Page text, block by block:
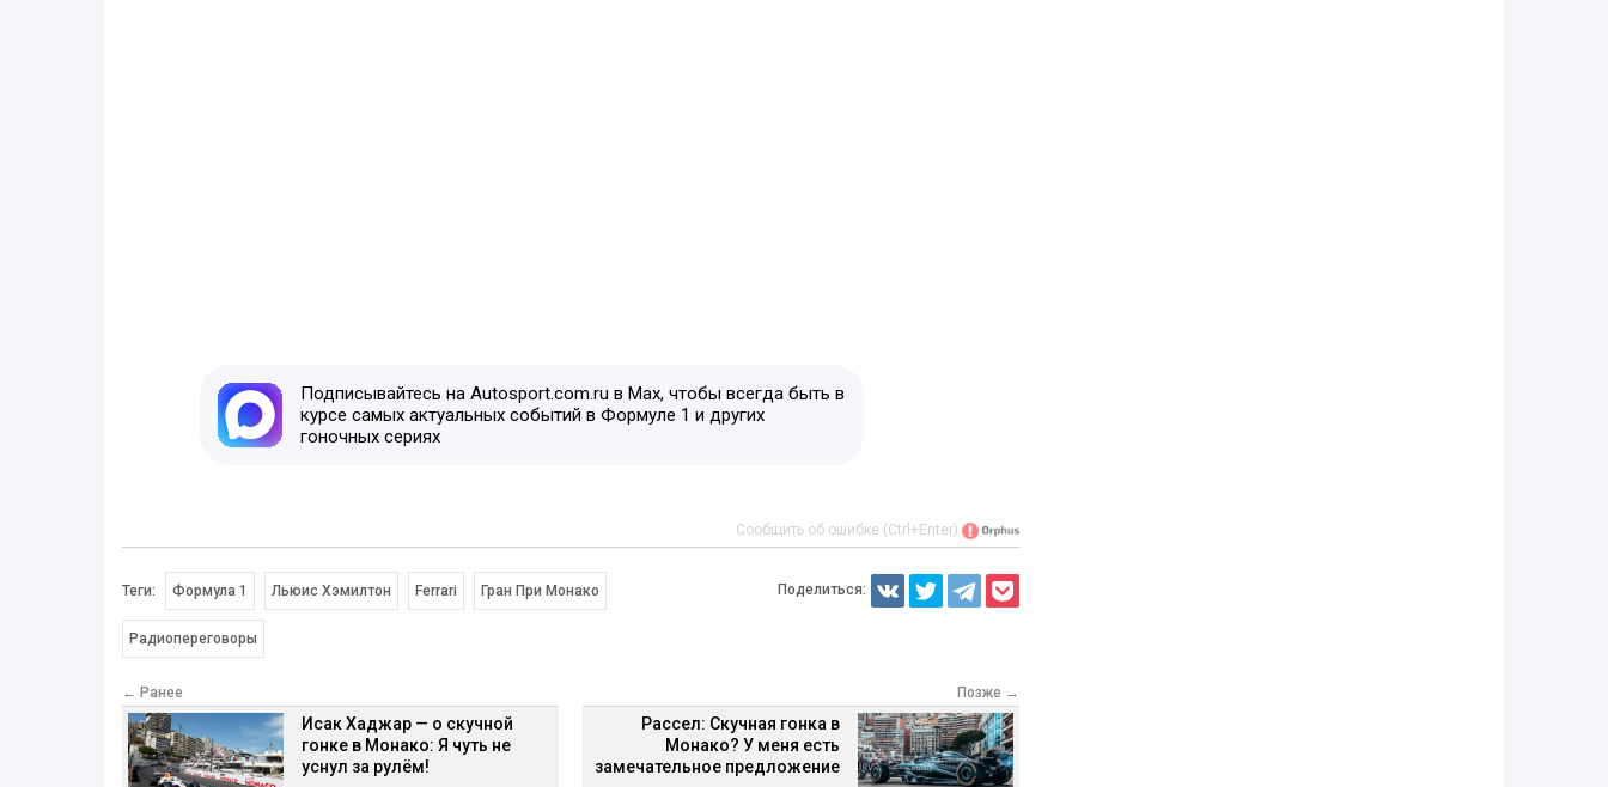
Подписывайтесь на Autosport.com.ru в Max, чтобы всегда быть в
курсе самых актуальных событий в Формуле 1 и других
гоночных сериях
Сообщить об ошибке (Ctrl+Enter)
Теги: Формула 1 Льюис Хэмилтон Ferrari Гран При Монако
Радиопереговоры
Поделиться:
← Ранее
Исак Хаджар — о скучной
гонке в Монако: Я чуть не
уснул за рулём!
Позже →
Рассел: Скучная гонка в
Монако? У меня есть
замечательное предложение